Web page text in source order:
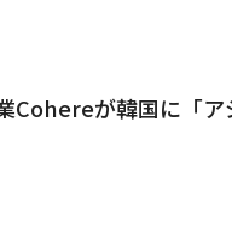
Cohereが韓国に「ア